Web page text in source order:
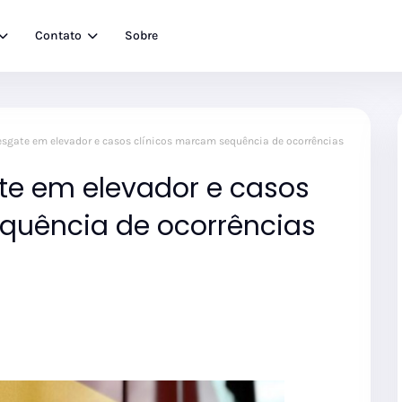
Contato Sobre
em elevador e casos clínicos marcam sequência de ocorrências
em elevador e casos
de ocorrências